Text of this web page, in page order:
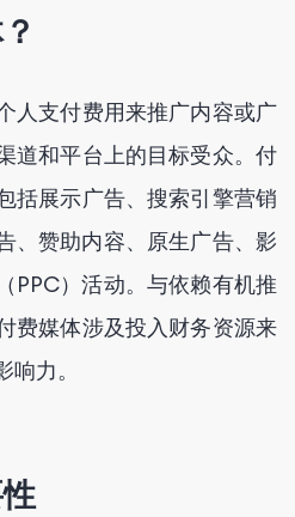
人支付费用来推广内容或广
道和平台上的目标受众。付
括展示广告、搜索引擎营销
、赞助内容、原生广告、影
PPC）活动。与依赖有机推
费媒体涉及投入财务资源来
力。